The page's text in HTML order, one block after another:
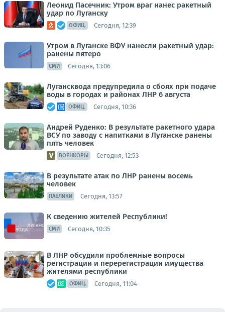
Леонид Пасечник: Утром враг нанес ракетный
удар по Луганску
ОФИЦ. Сегодня, 12:39
Утром в Луганске ВФУ нанесли ракетный удар:
ранены пятеро
СМИ Сегодня, 13:06
Лугансквода предупредила о сбоях при подаче
воды в городах и районах ЛНР 6 августа
ОФИЦ. Сегодня, 10:36
Андрей Руденко: В результате ракетного удара
ВСУ по заводу с напитками в Луганске ранены
пять человек
ВОЕНКОРЫ Сегодня, 12:53
В результате атак по ЛНР ранены восемь
человек
ПАБЛИКИ Сегодня, 13:57
К сведению жителей Республики!
СМИ Сегодня, 10:35
В ЛНР обсудили проблемные вопросы
регистрации и перерегистрации имущества
жителями республики
ОФИЦ. Сегодня, 11:04